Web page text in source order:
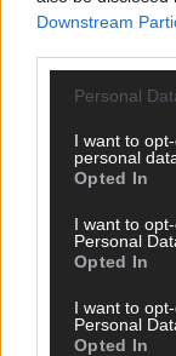
Downstream
Personal
I want to
personal
Opted In
I want to
Personal
Opted In
I want to
Personal
Opted In
jeden Kommentar
respektieren,
Hetze, Spam
gelten unsere
Vor- und